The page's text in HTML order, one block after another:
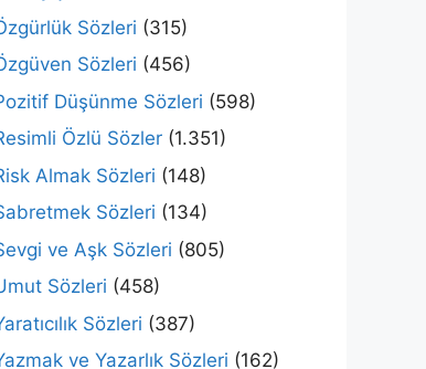
Sözleri (315)
Sözleri (456)
Düşünme Sözleri (598)
Özlü Sözler (1.351)
Almak Sözleri (148)
Sözleri (134)
ve Aşk Sözleri (805)
Sözleri (458)
Sözleri (387)
ve Yazarlık Sözleri (162)